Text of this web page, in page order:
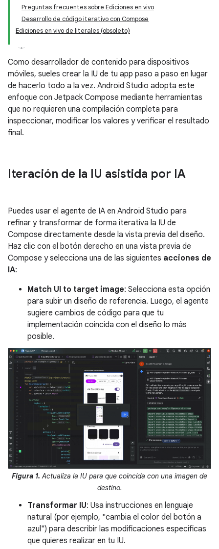
Preguntas frecuentes sobre Ediciones en vivo
Desarrollo de código iterativo con Compose
Ediciones en vivo de literales (obsoleto)
Como desarrollador de contenido para dispositivos
móviles, sueles crear la IU de tu app paso a paso en lugar
de hacerlo todo a la vez. Android Studio adopta este
enfoque con Jetpack Compose mediante herramientas
que no requieren una compilación completa para
inspeccionar, modificar los valores y verificar el resultado
final.
Iteración de la IU asistida por IA
Puedes usar el agente de IA en Android Studio para
refinar y transformar de forma iterativa la IU de
Compose directamente desde la vista previa del diseño.
Haz clic con el botón derecho en una vista previa de
Compose y selecciona una de las siguientes acciones de
IA:
Match UI to target image: Selecciona esta opción
para subir un diseño de referencia. Luego, el agente
sugiere cambios de código para que tu
implementación coincida con el diseño lo más
posible.
Figura 1. Actualiza la IU para que coincida con una imagen de
destino.
Transformar IU: Usa instrucciones en lenguaje
natural (por ejemplo, "cambia el color del botón a
azul") para describir las modificaciones específicas
que quieres realizar en tu IU.